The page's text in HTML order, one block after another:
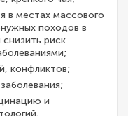
в местах массового
походов в
риск
конфликтов;
и